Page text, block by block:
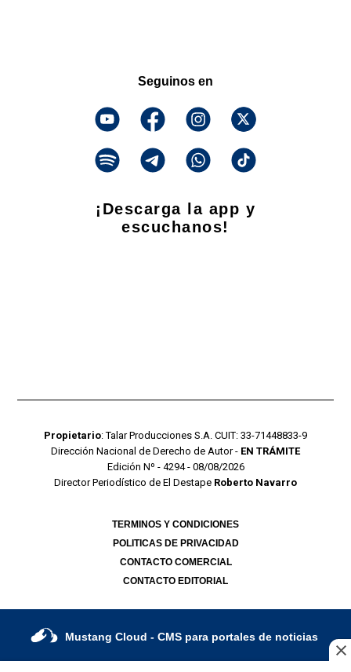
Seguinos en
¡Descarga la app y
escuchanos!
Propietario: Talar Producciones S.A. CUIT: 33-71448833-9
Dirección Nacional de Derecho de Autor - EN TRÁMITE
Edición Nº - 4294 - 08/08/2026
Director Periodístico de El Destape Roberto Navarro
TERMINOS Y CONDICIONES
POLITICAS DE PRIVACIDAD
CONTACTO COMERCIAL
CONTACTO EDITORIAL
Mustang Cloud - CMS para portales de noticias